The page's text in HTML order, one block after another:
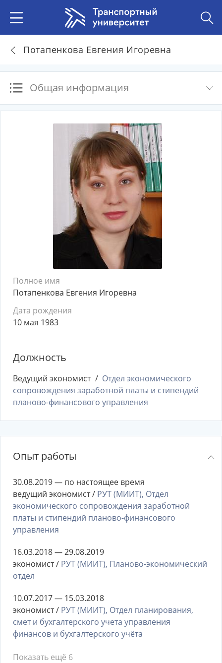
Потапенкова Евгения Игоревна
Общая информация
Полное имя
Потапенкова Евгения Игоревна
Дата рождения
10 мая 1983
Должность
Ведущий экономист
Отдел экономического
сопровождения заработной платы и стипендий
планово-финансового управления
Опыт работы
30.08.2019 — по настоящее время
ведущий экономист / РУТ (МИИТ), Отдел
экономического сопровождения заработной
платы и стипендий планово-финансового
управления
16.03.2018 — 29.08.2019
экономист / РУТ (МИИТ), Планово-экономический
отдел
10.07.2017 — 15.03.2018
экономист / РУТ (МИИТ), Отдел планирования,
смет и бухгалтерского учета управления
финансов и бухгалтерского учёта
Показать ещё 6